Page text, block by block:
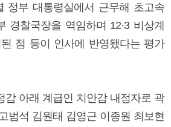
정부 대통령실에서 근무해 초고속
경찰국장을 역임하며 12·3 비상계
점 등이 인사에 반영됐다는 평가
감 아래 계급인 치안감 내정자로 곽
범석 김원태 김영근 이종원 최보현